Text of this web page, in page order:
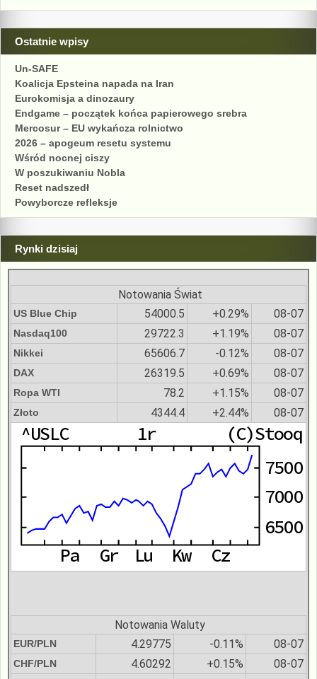
Ostatnie wpisy
Un-SAFE
Koalicja Epsteina napada na Iran
Eurokomisja a dinozaury
Endgame – początek końca papierowego srebra
Mercosur – EU wykańcza rolnictwo
2026 – apogeum resetu systemu
Wśród nocnej ciszy
W poszukiwaniu Nobla
Reset nadszedł
Powyborcze refleksje
Rynki dzisiaj
Notowania Świat
US Blue Chip 54000.5 +0.29% 08-07
Nasdaq100 29722.3 +1.19% 08-07
Nikkei 65606.7 -0.12% 08-07
DAX 26319.5 +0.69% 08-07
Ropa WTI 78.2 +1.15% 08-07
Złoto 4344.4 +2.44% 08-07
Notowania Waluty
EUR/PLN 4.29775 -0.11% 08-07
CHF/PLN 4.60292 +0.15% 08-07